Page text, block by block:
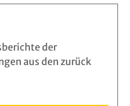
der
aus den zurück